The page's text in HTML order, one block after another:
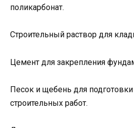
поликарбонат.
Строительный раствор для
Цемент для закрепления
Песок и щебень для
строительных работ.